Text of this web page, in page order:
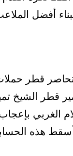
قطر حملات
الغربي
هذه